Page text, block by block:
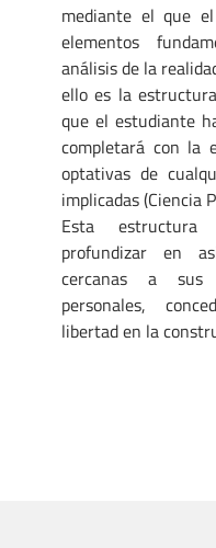
mediante el que
elementos
análisis de la
ello es la
que el estudiante
completará con la
optativas de
implicadas (Ciencia
Esta
profundizar en
cercanas a sus
personales,
libertad en la